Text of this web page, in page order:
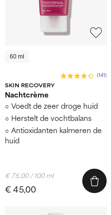
60 ml
SKIN RECOVERY
(141)
Nachtcrème
Voedt de zeer droge huid
Herstelt de vochtbalans
Antioxidanten kalmeren de
huid
€ 45,00
€ 75,00 / 100 ml